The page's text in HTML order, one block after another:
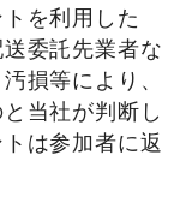
を利用した
委託先業者な
損等により、
当社が判断し
は参加者に返